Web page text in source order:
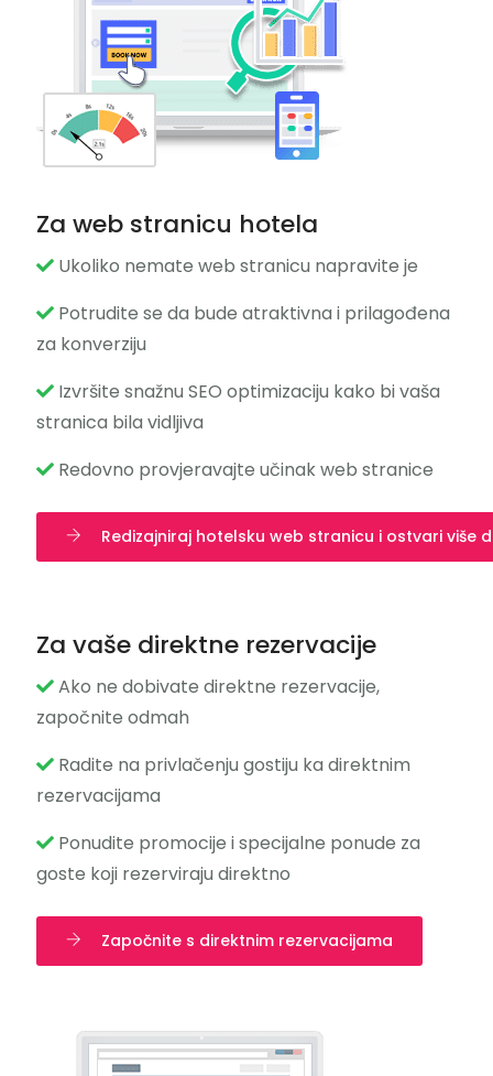
Za web stranicu hotela
Ukoliko nemate web stranicu napravite je
Potrudite se da bude atraktivna i prilagođena
za konverziju
Izvršite snažnu SEO optimizaciju kako bi vaša
stranica bila vidljiva
Redovno provjeravajte učinak web stranice
Redizajniraj hotelsku web stranicu i ostvari više
Za vaše direktne rezervacije
Ako ne dobivate direktne rezervacije,
započnite odmah
Radite na privlačenju gostiju ka direktnim
rezervacijama
Ponudite promocije i specijalne ponude za
goste koji rezerviraju direktno
Započnite s direktnim rezervacijama